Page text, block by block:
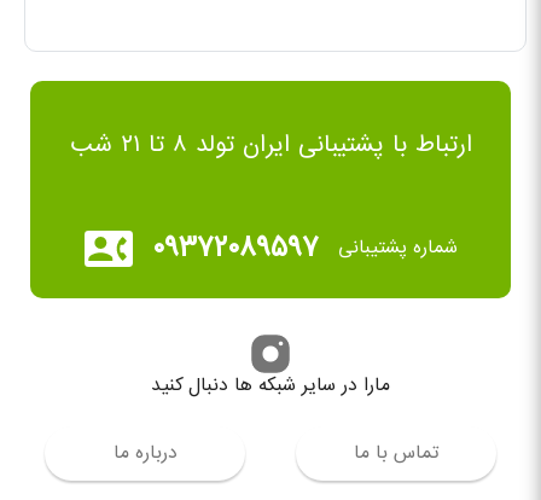
ارتباط با پشتیبانی ایران تولد ۸ تا ۲۱ شب
شماره پشتیبانی ۰۹۳۷۲۰۸۹۵۹۷
تماس با ما درباره ما
مارا در سایر شبکه ها دنبال کنید